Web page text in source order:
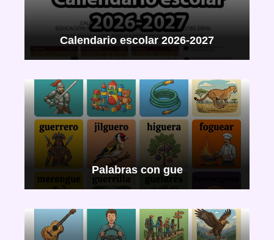
Calendario escolar 2026-2027
Palabras con gue